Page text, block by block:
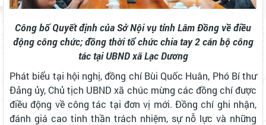
Công bố Quyết định của Sở Nội vụ tỉnh Lâm Đồng về điều
động công chức; đồng thời tổ chức chia tay 2 cán bộ công
tác tại UBND xã Lạc Dương
Phát biểu tại hội nghị, đồng chí Bùi Quốc Huân, Phó Bí thư
Đảng ủy, Chủ tịch UBND xã chúc mừng các đồng chí được
điều động về công tác tại đơn vị mới. Đồng chí ghi nhận,
đánh giá cao tinh thần trách nhiệm, sự nỗ lực và những